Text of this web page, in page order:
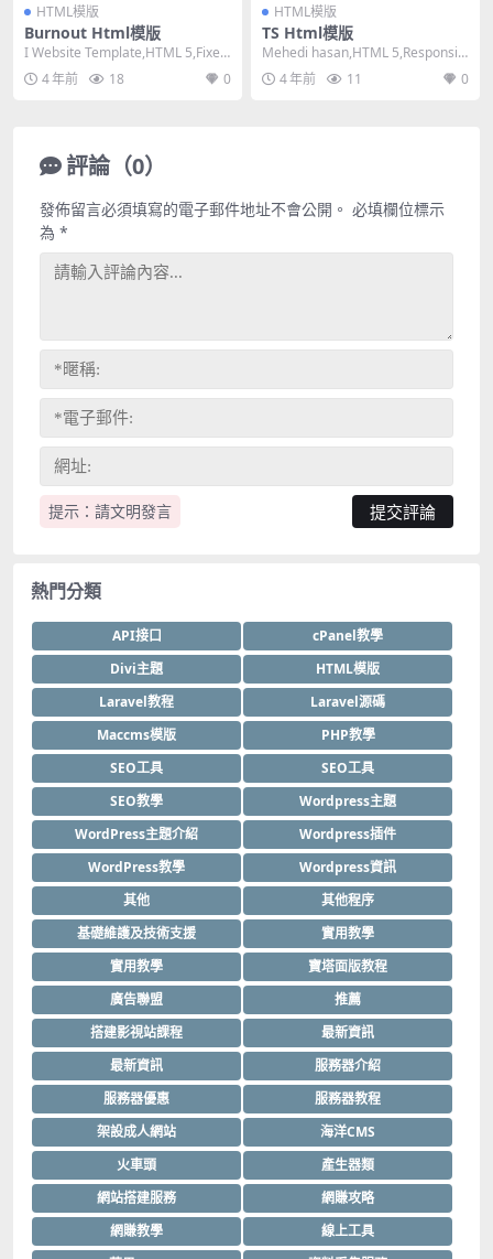
HTML模版
Burnout Html模版
I Website Template,HTML 5,Fixed
Width, 2...
4 年前 18 0
HTML模版
TS Html模版
Mehedi hasan,HTML 5,Responsiv
e, Mixed Co...
4 年前 11 0
評論（0）
提示：請文明發言
發佈留言必須填寫的電子郵件地址不會公開。 必填欄位標示
為 *
熱門分類
API接口
cPanel教學
Divi主題
HTML模版
Laravel教程
Laravel源碼
Maccms模版
PHP教學
SEO工具
SEO工具
SEO教學
Wordpress主題
WordPress主題介紹
Wordpress插件
WordPress教學
Wordpress資訊
其他
其他程序
基礎維護及技術支援
實用教學
實用教學
寶塔面版教程
廣告聯盟
推薦
搭建影視站課程
最新資訊
最新資訊
服務器介紹
服務器優惠
服務器教程
架設成人網站
海洋CMS
火車頭
產生器類
網站搭建服務
網賺攻略
網賺教學
線上工具